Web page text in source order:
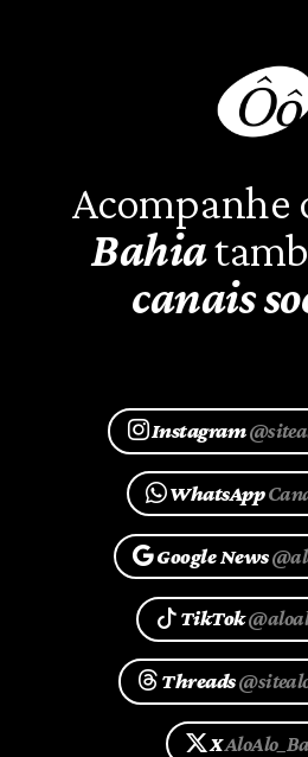
Acompanhe
Bahia
canais
Instagram
WhatsApp
Google News
TikTok
Threads
X